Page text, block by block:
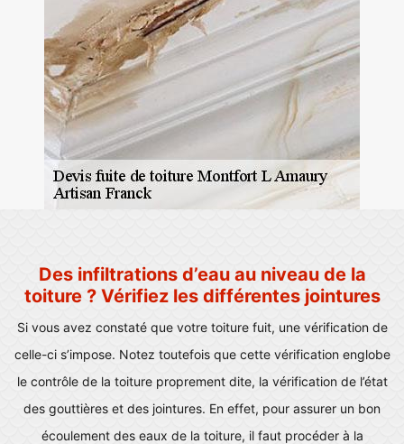
Des infiltrations d’eau au niveau de la
toiture ? Vérifiez les différentes jointures
Si vous avez constaté que votre toiture fuit, une vérification de
celle-ci s’impose. Notez toutefois que cette vérification englobe
le contrôle de la toiture proprement dite, la vérification de l’état
des gouttières et des jointures. En effet, pour assurer un bon
écoulement des eaux de la toiture, il faut procéder à la